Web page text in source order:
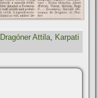
Dragóner Attila Karpati